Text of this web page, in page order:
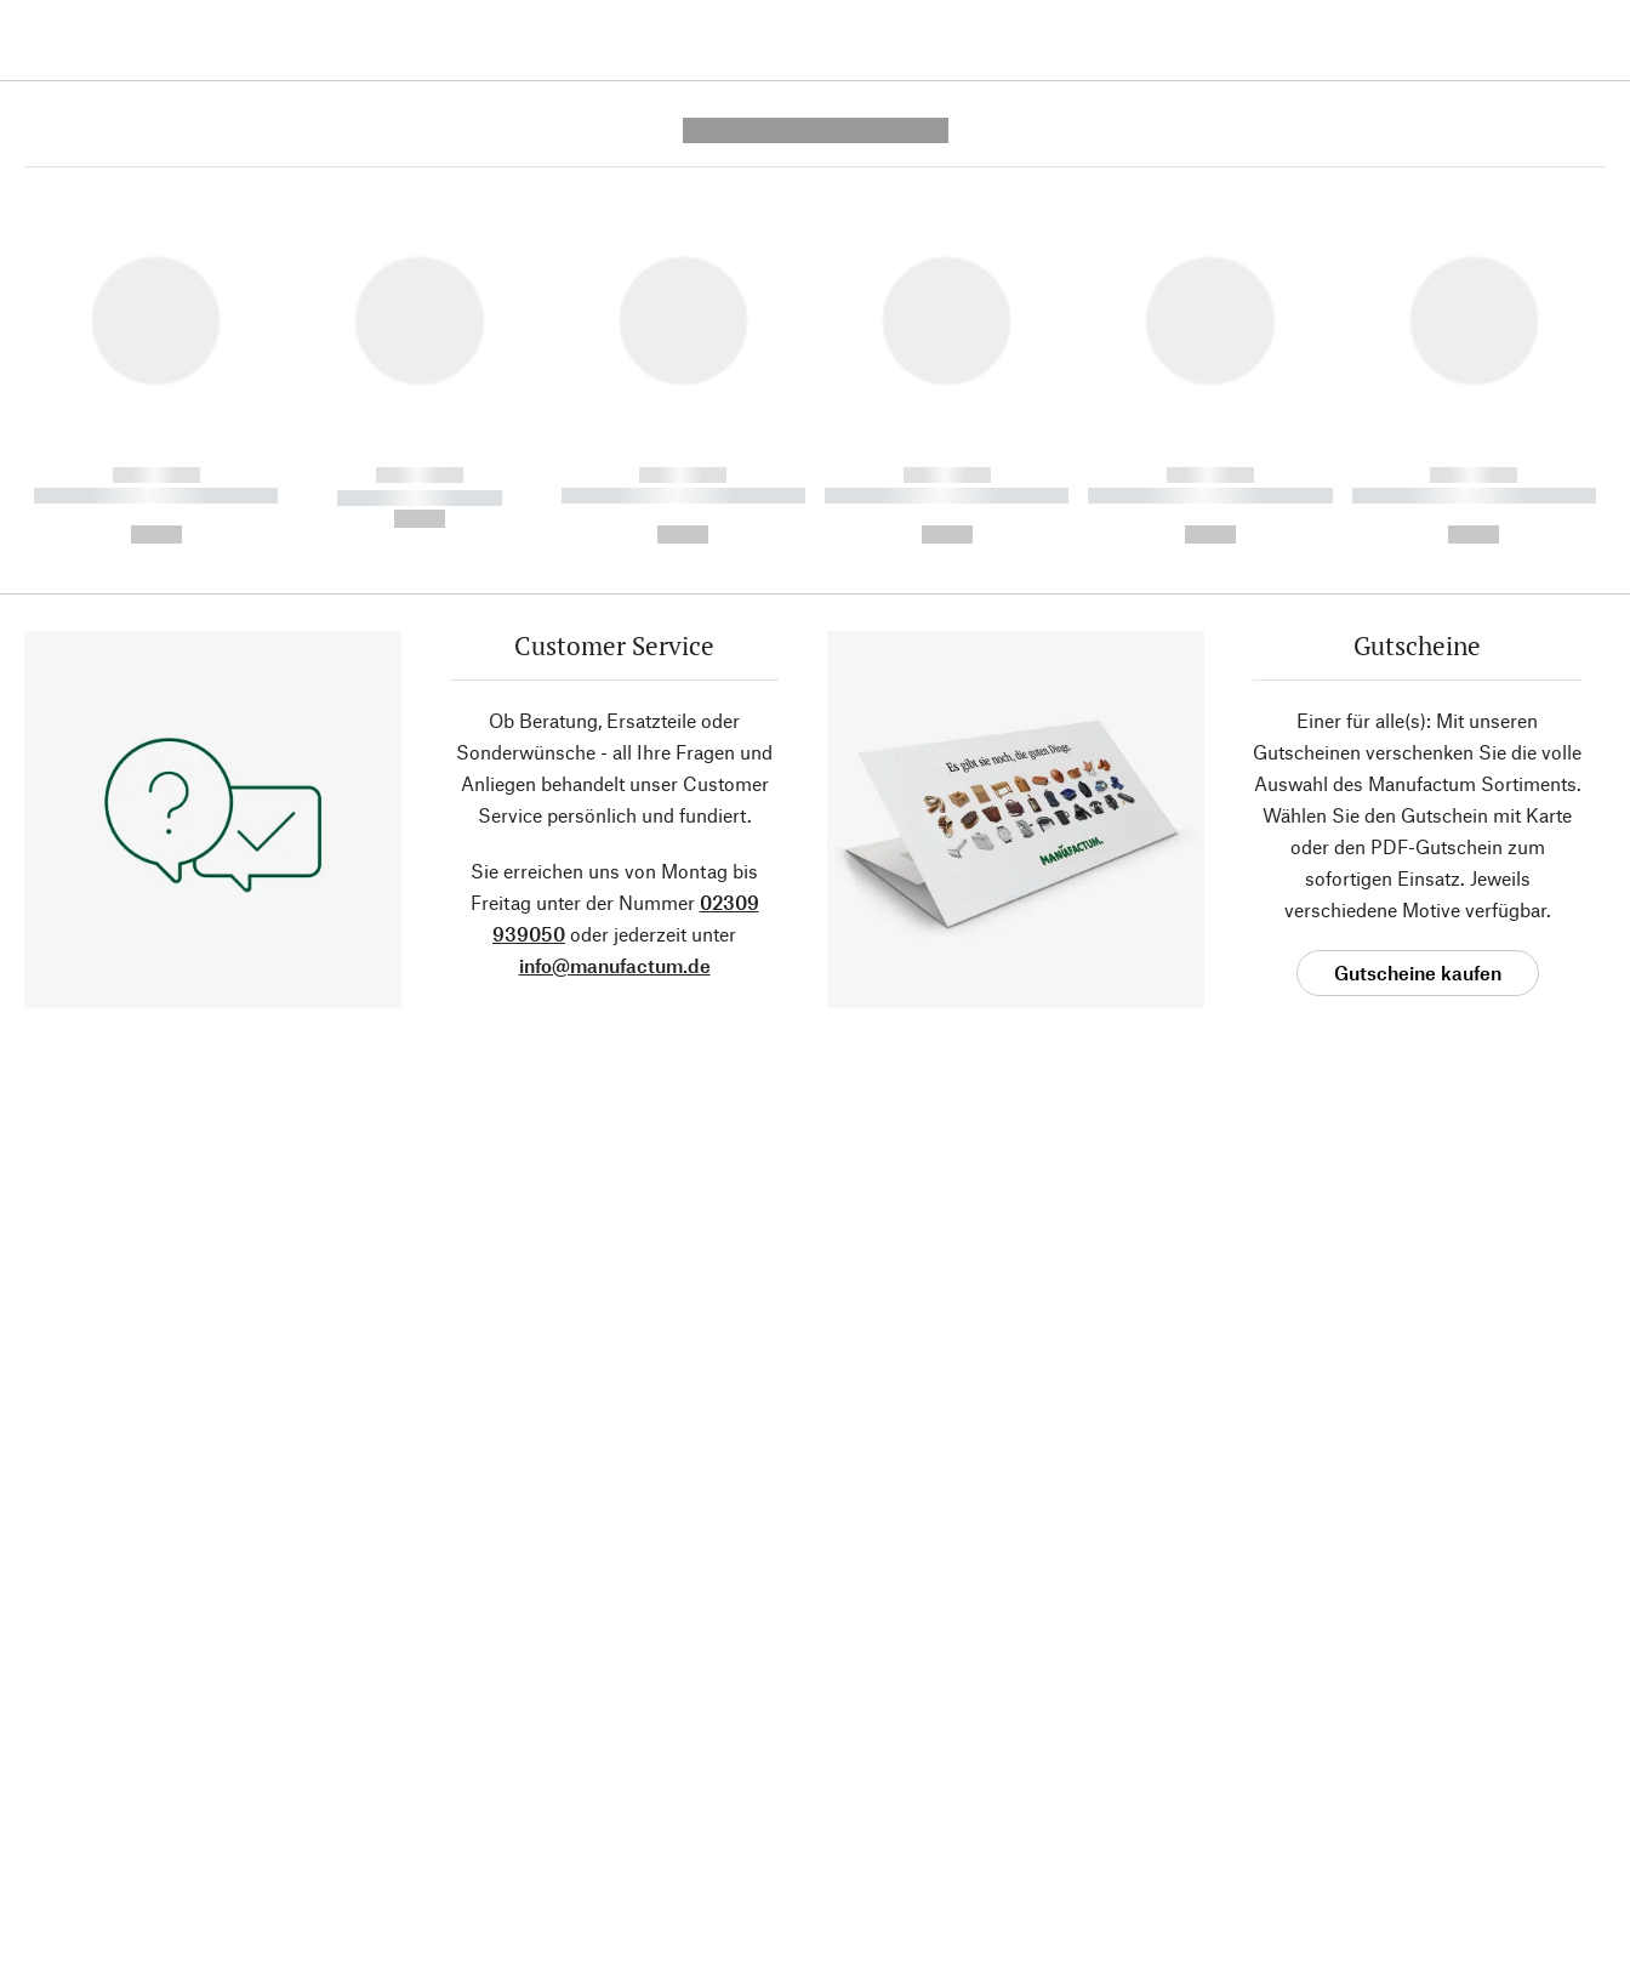
------------
----------- ----------- ----------
------------
----------- -----------
------------
----------- ----------- ----------
------------
----------- ----------- ----------
------------
----------- ----------- ----------
------------
----------- ----------- ----------
Customer Service
Ob Beratung, Ersatzteile oder
Sonderwünsche - all Ihre Fragen und
Anliegen behandelt unser Customer
Service persönlich und fundiert.
Sie erreichen uns von Montag bis
Freitag unter der Nummer 02309
939050 oder jederzeit unter
info@manufactum.de
Gutscheine
Einer für alle(s): Mit unseren
Gutscheinen verschenken Sie die volle
Auswahl des Manufactum Sortiments.
Wählen Sie den Gutschein mit Karte
oder den PDF-Gutschein zum
sofortigen Einsatz. Jeweils
verschiedene Motive verfügbar.
Gutscheine kaufen